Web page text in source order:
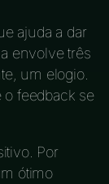
ajuda a dar
envolve três
um elogio.
o feedback se
Por
ótimo